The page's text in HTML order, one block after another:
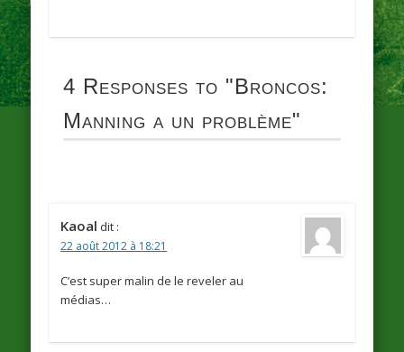
4 Responses to "Broncos:
Manning a un problème"
Kaoal dit :
22 août 2012 à 18:21
C’est super malin de le reveler au
médias…